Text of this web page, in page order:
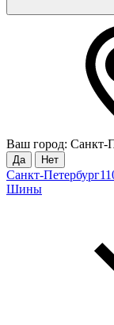
Ваш город: Санкт-
Да Нет
Санкт-Петербург
Шины